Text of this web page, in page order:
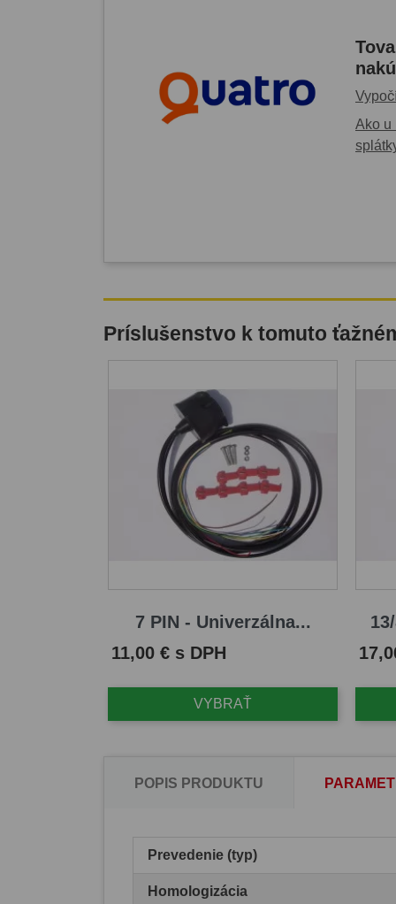
Ako u
Príslušenstvo k tomuto
7 PIN - Univerzálna...
Cena
11,00 € s DPH
VYBRAŤ
Cena
POPIS PRODUKTU
Prevedenie (typ)
Homologizácia